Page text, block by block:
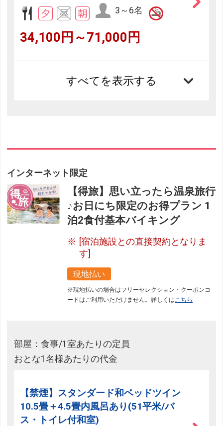
3～6名
34,100円～71,000円
すべてを表示する
インターネット限定
【得旅】思い立ったら温泉旅行
♪お日にち限定のお得プラン 1
泊2食付基本バイキング
[宿泊施設との直接契約となりま
す]
現地払い
※現地払いの場合はフリーセレクション・クーポンコ
ードはご利用いただけません。詳しくはこちら
部屋：食事/1室あたりの定員
おとな1名様あたりの代金
【禁煙】スタンダード和ベッドツイン
10.5畳＋4.5畳内風呂あり(51平米/バ
ス・トイレ付和室)